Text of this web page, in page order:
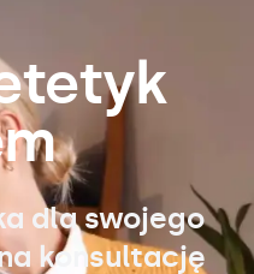
dla swojego
konsultację